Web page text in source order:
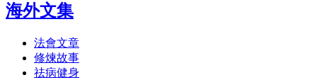
海外文集
法會文章
修煉故事
祛病健身